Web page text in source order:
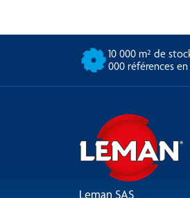
10 000 m² de
000 références
Leman SAS